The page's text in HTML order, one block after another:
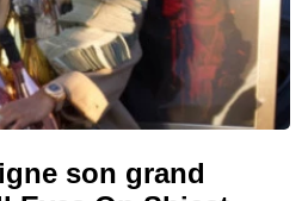
son grand